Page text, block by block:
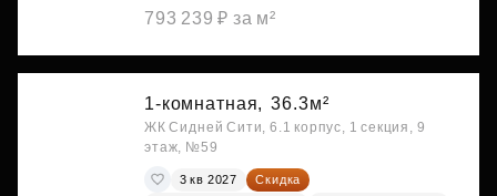
793 239 ₽ за м²
1-комнатная, 36.3м²
ЖК Сидней Сити, 6.1 корпус, 1 секция, 9
этаж, №59
3 кв 2027
Скидка